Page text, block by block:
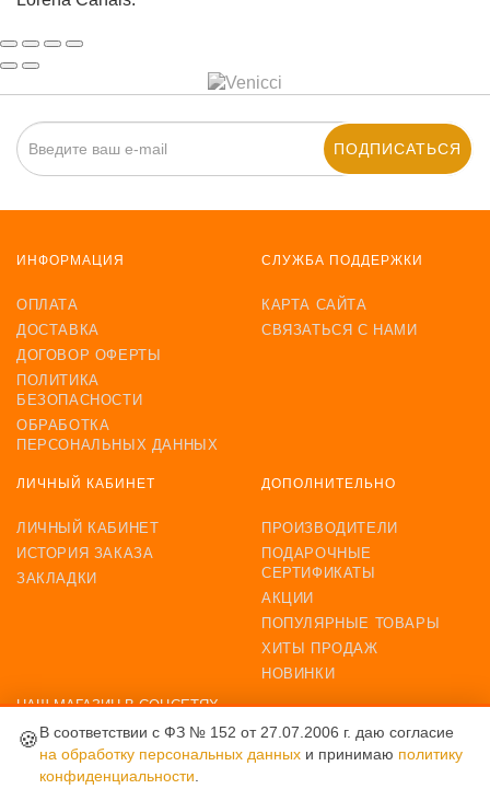
🍪 В соответствии с ФЗ № 152 от 27.07.2006 г. даю согласие
на обработку персональных данных и принимаю политику
конфиденциальности.
ПОДПИСАТЬСЯ
ИНФОРМАЦИЯ
ОПЛАТА
ДОСТАВКА
ДОГОВОР ОФЕРТЫ
ПОЛИТИКА
БЕЗОПАСНОСТИ
ОБРАБОТКА
ПЕРСОНАЛЬНЫХ ДАННЫХ
СЛУЖБА ПОДДЕРЖКИ
КАРТА САЙТА
СВЯЗАТЬСЯ С НАМИ
ЛИЧНЫЙ КАБИНЕТ
ЛИЧНЫЙ КАБИНЕТ
ИСТОРИЯ ЗАКАЗА
ЗАКЛАДКИ
ДОПОЛНИТЕЛЬНО
ПРОИЗВОДИТЕЛИ
ПОДАРОЧНЫЕ
СЕРТИФИКАТЫ
АКЦИИ
ПОПУЛЯРНЫЕ ТОВАРЫ
ХИТЫ ПРОДАЖ
НОВИНКИ
НАШ МАГАЗИН В СОЦСЕТЯХ